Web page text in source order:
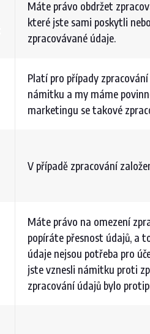
Máte právo obdržet
které jste sami poskytli
zpracovávané údaje.
Platí pro případy
námitku a my máme
marketingu se takové
V případě zpracování
Máte právo na omezení
popíráte přesnost údajů, a
údaje nejsou potřeba pro
jste vznesli námitku proti
zpracování údajů bylo